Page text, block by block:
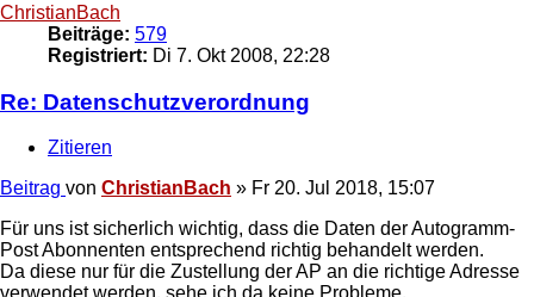
ChristianBach
Beiträge: 579
Registriert: Di 7. Okt 2008, 22:28
Re: Datenschutzverordnung
Zitieren
Beitrag von ChristianBach » Fr 20. Jul 2018, 15:07
Für uns ist sicherlich wichtig, dass die Daten der Autogramm-
Post Abonnenten entsprechend richtig behandelt werden.
Da diese nur für die Zustellung der AP an die richtige Adresse